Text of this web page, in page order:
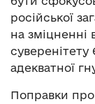
російської
на зміцненні
адекватної
Поправки